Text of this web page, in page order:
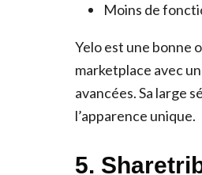
Moins de
Yelo est une bonne
marketplace avec
avancées. Sa large
l’apparence unique.
5.